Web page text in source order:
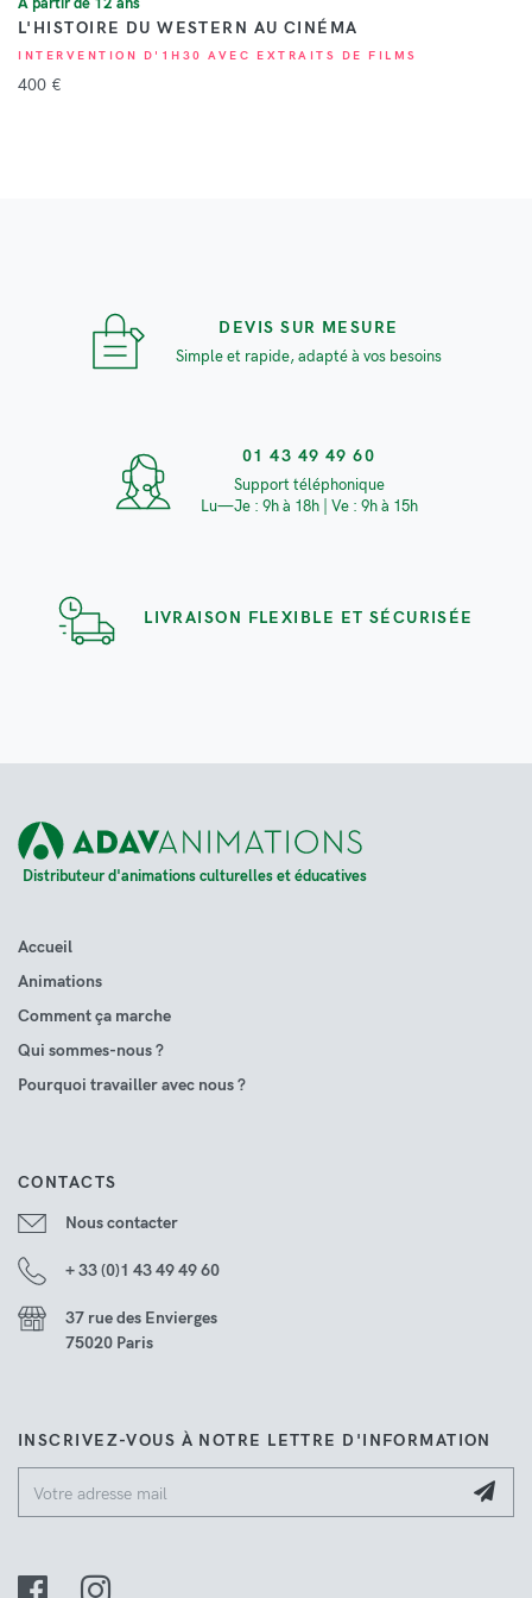
L'HISTOIRE DU WESTERN AU CINÉMA
INTERVENTION D'1H30 AVEC EXTRAITS DE FILMS
400 €
DEVIS SUR MESURE
Simple et rapide, adapté à vos besoins
01 43 49 49 60
Support téléphonique
Lu—Je : 9h à 18h | Ve : 9h à 15h
LIVRAISON FLEXIBLE ET SÉCURISÉE
Distributeur d'animations culturelles et éducatives
Accueil
Animations
Comment ça marche
Qui sommes-nous ?
Pourquoi travailler avec nous ?
CONTACTS
Nous contacter
+ 33 (0)1 43 49 49 60
37 rue des Envierges
75020 Paris
INSCRIVEZ-VOUS À NOTRE LETTRE D'INFORMATION